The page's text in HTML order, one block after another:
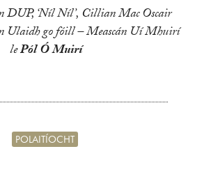
DUP, ‘Níl Níl’, Cillian Mac Oscair
Ulaidh go fóill – Meascán Uí Mhuirí
lePól Ó Muirí
POLAITÍOCHT